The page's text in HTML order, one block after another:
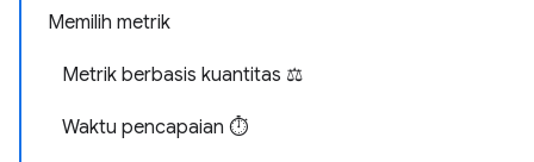
Memilih metrik
Metrik berbasis kuantitas ⚖️
Waktu pencapaian ⏱️